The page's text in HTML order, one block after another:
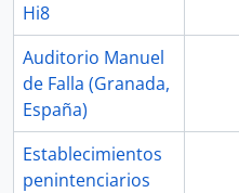
Hi8
Auditorio Manuel
de Falla (Granada,
España)
Establecimientos
penintenciarios